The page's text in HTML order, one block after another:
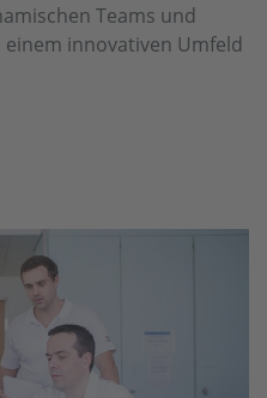
Teams und
innovativen Umfeld